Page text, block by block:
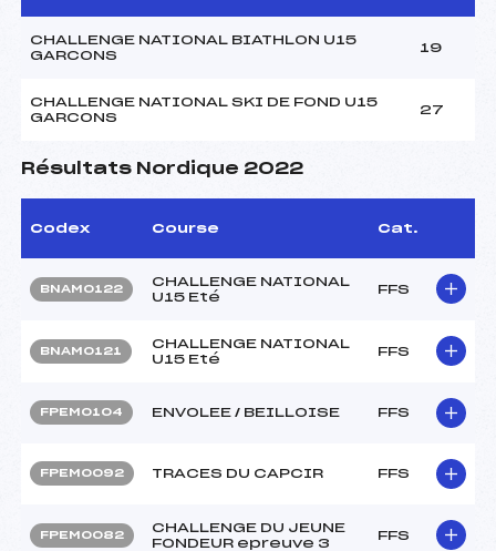
CHALLENGE NATIONAL BIATHLON U15
GARCONS
19
CHALLENGE NATIONAL SKI DE FOND U15
GARCONS
27
Résultats Nordique 2022
Codex Course Cat.
BNAM0122
CHALLENGE NATIONAL
U15 Eté
FFS
BNAM0121
CHALLENGE NATIONAL
U15 Eté
FFS
FPEM0104 ENVOLEE / BEILLOISE FFS
FPEM0092 TRACES DU CAPCIR FFS
FPEM0082
CHALLENGE DU JEUNE
FONDEUR epreuve 3
FFS